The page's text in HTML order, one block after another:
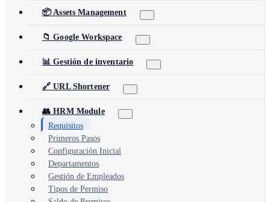
📦 Assets Management
📁 Google Workspace
📊 Gestión de inventario
🔗 URL Shortener
👥 HRM Module
Requisitos
Primeros Pasos
Configuración Inicial
Departamentos
Gestión de Empleados
Tipos de Permiso